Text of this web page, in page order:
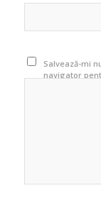
Salvează-mi
navigator